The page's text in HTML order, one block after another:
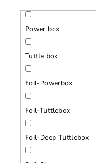
Power box
Tuttle box
Foil-Powerbox
Foil-Tuttlebox
Foil-Deep Tuttlebox